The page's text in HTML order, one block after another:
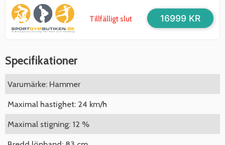
Tillfälligt slut 16999 KR
Specifikationer
Varumärke: Hammer
Maximal hastighet: 24 km/h
Maximal stigning: 12 %